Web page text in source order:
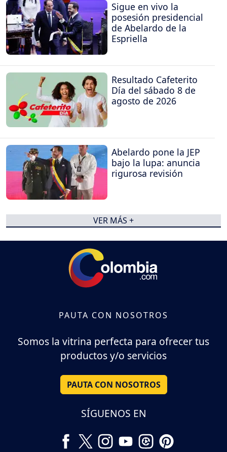
Sigue en vivo la
posesión presidencial
de Abelardo de la
Espriella
Resultado Cafeterito
Día del sábado 8 de
agosto de 2026
Abelardo pone la JEP
bajo la lupa: anuncia
rigurosa revisión
VER MÁS +
PAUTA CON NOSOTROS
Somos la vitrina perfecta para ofrecer tus
productos y/o servicios
PAUTA CON NOSOTROS
SÍGUENOS EN